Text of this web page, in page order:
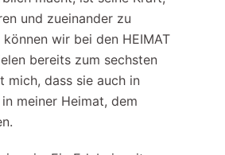
und zueinander zu
wir bei den HEIMAT
bereits zum sechsten
mich, dass sie auch in
meiner Heimat, dem